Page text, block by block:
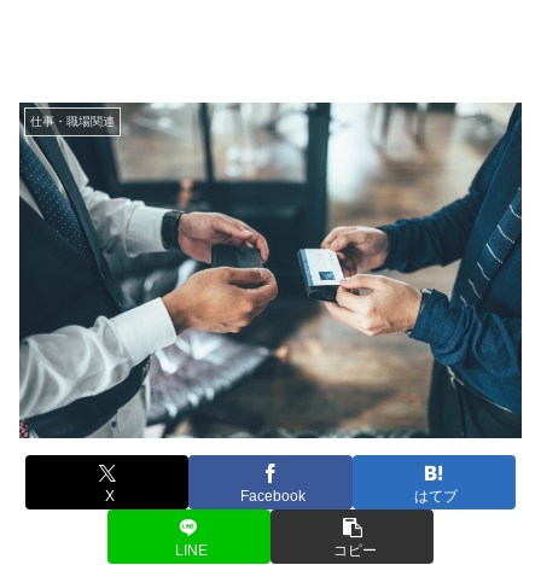
仕事・職場関連
X Facebook はてブ
LINE コピー